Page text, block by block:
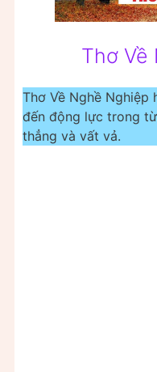
Thơ Về
Thơ Về Nghề Nghiệp
đến động lực trong
thẳng và vất vả.